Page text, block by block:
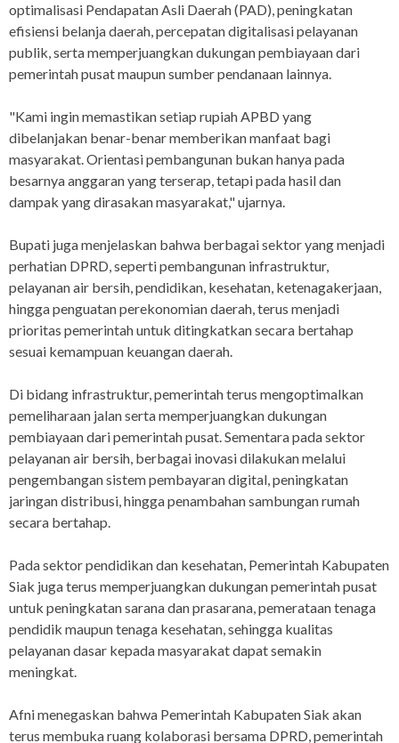
optimalisasi Pendapatan Asli Daerah (PAD), peningkatan
efisiensi belanja daerah, percepatan digitalisasi pelayanan
publik, serta memperjuangkan dukungan pembiayaan dari
pemerintah pusat maupun sumber pendanaan lainnya.
"Kami ingin memastikan setiap rupiah APBD yang
dibelanjakan benar-benar memberikan manfaat bagi
masyarakat. Orientasi pembangunan bukan hanya pada
besarnya anggaran yang terserap, tetapi pada hasil dan
dampak yang dirasakan masyarakat," ujarnya.
Bupati juga menjelaskan bahwa berbagai sektor yang menjadi
perhatian DPRD, seperti pembangunan infrastruktur,
pelayanan air bersih, pendidikan, kesehatan, ketenagakerjaan,
hingga penguatan perekonomian daerah, terus menjadi
prioritas pemerintah untuk ditingkatkan secara bertahap
sesuai kemampuan keuangan daerah.
Di bidang infrastruktur, pemerintah terus mengoptimalkan
pemeliharaan jalan serta memperjuangkan dukungan
pembiayaan dari pemerintah pusat. Sementara pada sektor
pelayanan air bersih, berbagai inovasi dilakukan melalui
pengembangan sistem pembayaran digital, peningkatan
jaringan distribusi, hingga penambahan sambungan rumah
secara bertahap.
Pada sektor pendidikan dan kesehatan, Pemerintah Kabupaten
Siak juga terus memperjuangkan dukungan pemerintah pusat
untuk peningkatan sarana dan prasarana, pemerataan tenaga
pendidik maupun tenaga kesehatan, sehingga kualitas
pelayanan dasar kepada masyarakat dapat semakin
meningkat.
Afni menegaskan bahwa Pemerintah Kabupaten Siak akan
terus membuka ruang kolaborasi bersama DPRD, pemerintah